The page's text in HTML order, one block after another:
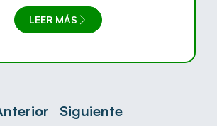
LEER MÁS
Siguiente